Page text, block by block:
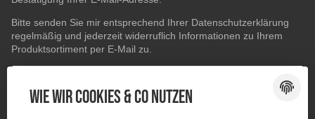
Bitte senden Sie mir entsprechend Ihrer Datenschutzerklärung
regelmäßig und jederzeit widerruflich Informationen zu Ihrem
Produktsortiment per E-Mail zu.
ABONNIEREN
Wie wir Cookies & Co nutzen